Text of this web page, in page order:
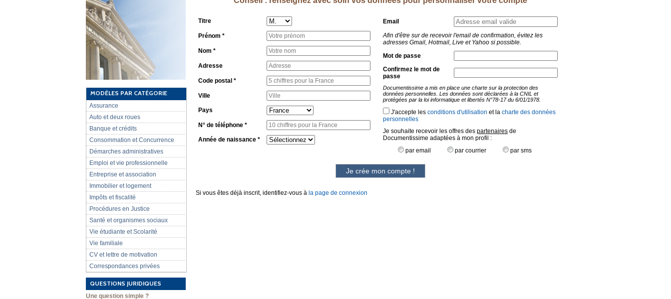
MODÈLES PAR CATÉGORIE
Assurance
Auto et deux roues
Banque et crédits
Consommation et Concurrence
Démarches administratives
Emploi et vie professionnelle
Entreprise et association
Immobilier et logement
Impôts et fiscalité
Procédures en Justice
Santé et organismes sociaux
Vie étudiante et Scolarité
Vie familiale
CV et lettre de motivation
Correspondances privées
QUESTIONS JURIDIQUES
Une question simple ?
Titre
Prénom *
Nom *
Adresse
Code postal *
Ville
Pays
N° de téléphone *
Année de naissance *
Email
Afin d'être sur de recevoir l'email de confirmation, évitez les
adresses Gmail, Hotmail, Live et Yahoo si possible.
Mot de passe
Confirmez le mot de
passe
Documentissime a mis en place une charte sur la protection des
données personnelles. Les données sont déclarées à la CNIL et
protégées par la loi informatique et libertés N°78-17 du 6/01/1978.
J'accepte les conditions d'utilisation et la charte des données
personnelles
Je souhaite recevoir les offres des partenaires de
Documentissime adaptées à mon profil :
par email
par courrier par sms
Je crée mon compte !
Si vous êtes déjà inscrit, identifiez-vous à la page de connexion